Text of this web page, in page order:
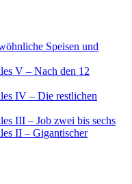
Speisen und
V – Nach den 12
IV – Die restlichen
III – Job zwei bis sechs
II – Gigantischer